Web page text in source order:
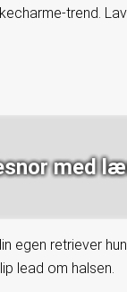
trend.
med
egen retriever
lead om halsen.